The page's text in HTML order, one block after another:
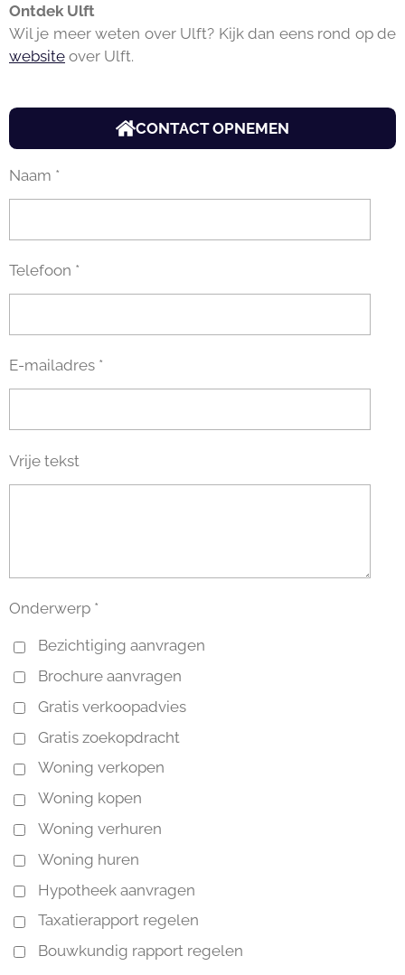
Ontdek Ulft
Wil je meer weten over Ulft? Kijk dan eens rond op de
website over Ulft.
CONTACT OPNEMEN
Naam *
Telefoon *
E-mailadres *
Vrije tekst
Onderwerp *
Bezichtiging aanvragen
Brochure aanvragen
Gratis verkoopadvies
Gratis zoekopdracht
Woning verkopen
Woning kopen
Woning verhuren
Woning huren
Hypotheek aanvragen
Taxatierapport regelen
Bouwkundig rapport regelen